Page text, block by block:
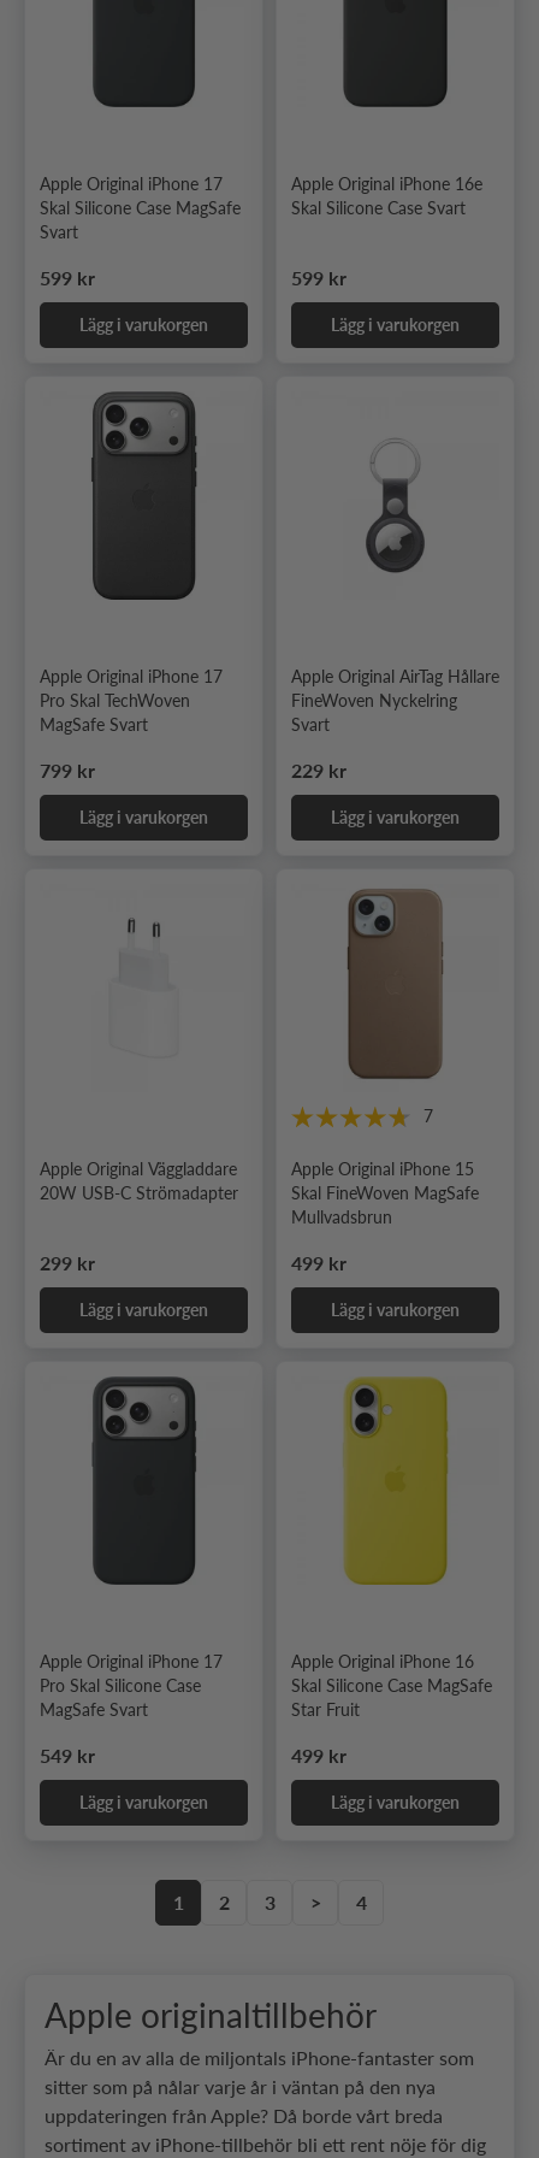
Apple Original iPhone 17
Skal Silicone Case MagSafe
Svart
Ordinarie pris
599 kr
Lägg i varukorgen
Apple Original iPhone 16e
Skal Silicone Case Svart
Ordinarie pris
599 kr
Lägg i varukorgen
Apple Original iPhone 17
Pro Skal TechWoven
MagSafe Svart
Ordinarie pris
799 kr
Lägg i varukorgen
Apple Original AirTag Hållare
FineWoven Nyckelring
Svart
Ordinarie pris
229 kr
Lägg i varukorgen
Apple Original Väggladdare
20W USB-C Strömadapter
Ordinarie pris
299 kr
Lägg i varukorgen
7
Apple Original iPhone 15
Skal FineWoven MagSafe
Mullvadsbrun
Ordinarie pris
499 kr
Lägg i varukorgen
Apple Original iPhone 17
Pro Skal Silicone Case
MagSafe Svart
Ordinarie pris
549 kr
Lägg i varukorgen
Apple Original iPhone 16
Skal Silicone Case MagSafe
Star Fruit
Ordinarie pris
499 kr
Lägg i varukorgen
1 2 3 > 4
Apple originaltillbehör
Är du en av alla de miljontals iPhone-fantaster som
sitter som på nålar varje år i väntan på den nya
uppdateringen från Apple? Då borde vårt breda
sortiment av iPhone-tillbehör bli ett rent nöje för dig